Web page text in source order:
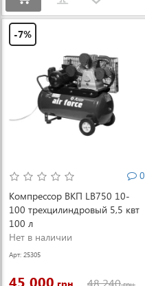
-7%
0
Компрессор ВКП LB750 10-
100 трехцилиндровый 5,5 квт
100 л
Нет в наличии
Арт: 25305
45 000 48 240